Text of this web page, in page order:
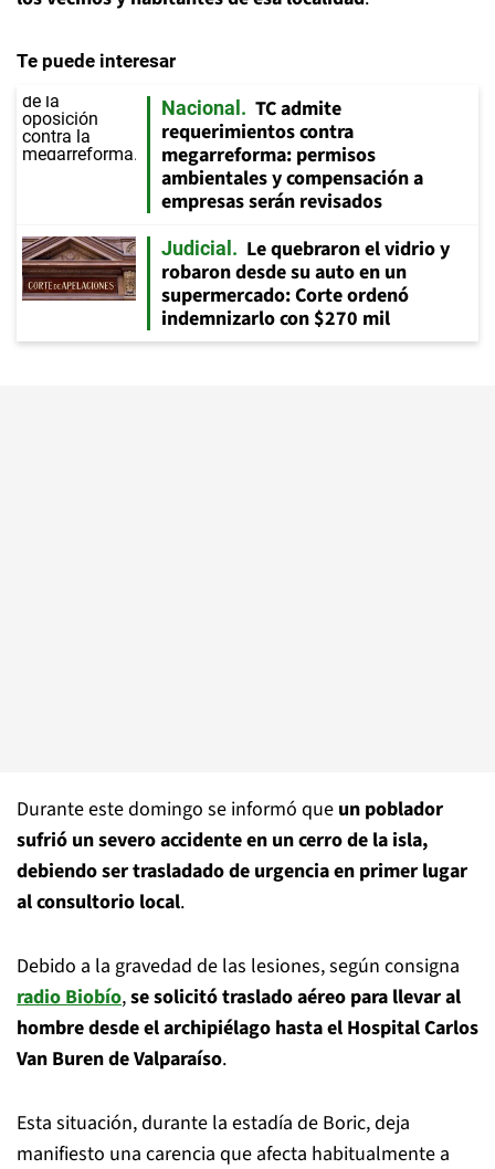
Te puede interesar
Nacional
TC admite
requerimientos contra
megarreforma: permisos
ambientales y compensación a
empresas serán revisados
Judicial
Le quebraron el vidrio y
robaron desde su auto en un
supermercado: Corte ordenó
indemnizarlo con $270 mil
Durante este domingo se informó que un poblador
sufrió un severo accidente en un cerro de la isla,
debiendo ser trasladado de urgencia en primer lugar
al consultorio local.
Debido a la gravedad de las lesiones, según consigna
radio Biobío,se solicitó traslado aéreo para llevar al
hombre desde el archipiélago hasta el Hospital Carlos
Van Buren de Valparaíso.
Esta situación, durante la estadía de Boric, deja
manifiesto una carencia que afecta habitualmente a